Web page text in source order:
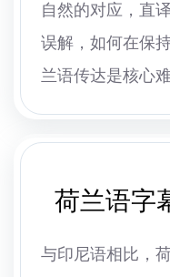
自然的对应，直
误解，如何在保
兰语传达是核心难
荷兰语字
与印尼语相比，